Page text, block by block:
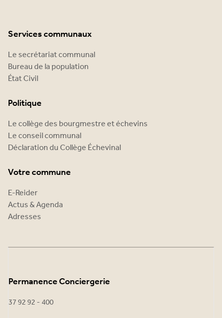
Services communaux
Le secrétariat communal
Bureau de la population
État Civil
Politique
Le collège des bourgmestre et échevins
Le conseil communal
Déclaration du Collège Échevinal
Votre commune
E-Reider
Actus & Agenda
Adresses
Permanence Conciergerie
37 92 92 - 400